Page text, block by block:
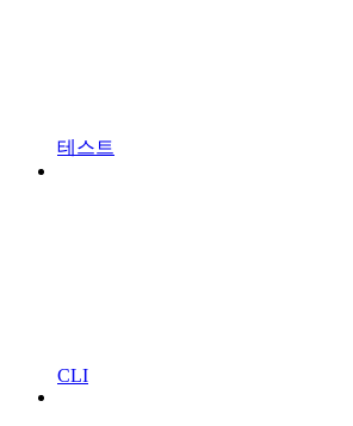
테스트
CLI